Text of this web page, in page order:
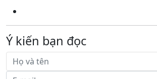
Ý kiến bạn đọc